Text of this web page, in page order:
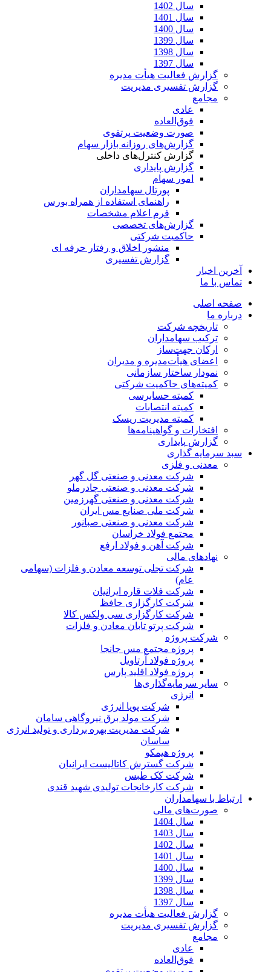
سال 1402
سال 1401
سال 1400
سال 1399
سال 1398
سال 1397
گزارش فعالیت هیأت مدیره
گزارش تفسیری مدیریت
مجامع
عادی
فوق‌العاده
صورت وضعیت پرتفوی
گزارش‌های روزانه بازار سهام
گزارش کنترل‌های داخلی
گزارش پایداری
امور سهام
پورتال سهامداران
راهنمای استفاده از همراه بورس
فرم اعلام مشخصات
گزارش‌های تخصصی
حاکمیت شرکتی
منشور اخلاق و رفتار حرفه­ ای
گزارش تفسیری
آخرین اخبار
تماس با ما
صفحه اصلی
درباره ما
تاریخچه شرکت
ترکیب سهامداران
ارکان جهت‌ساز
اعضای هیأت‌مدیره و مدیران
نمودار ساختار سازمانی
کمیته‌های حاکمیت شرکتی
کمیته حسابرسی
کمیته انتصابات
کمیته مدیریت ریسک
افتخارات و گواهینامه‌ها
گزارش پایداری
سبد سرمایه گذاری
معدنی و فلزی
شرکت معدنی و صنعتی گل گهر
شرکت معدنی و صنعتی چادرملو
شرکت معدنی و صنعتی گهرزمین
شرکت ملی صنایع مس ایران
شرکت معدنی و صنعتی صبانور
مجتمع فولاد خراسان
شرکت آهن و فولاد ارفع
نهادهای مالی
شرکت تجلی توسعه معادن و فلزات (سهامی
عام)
شرکت فلات قاره ایرانیان
شرکت کارگزاری حافظ
شرکت کارگزاری سی ولکس کالا
شرکت پرتو تابان معادن و فلزات
شرکت پروژه
پروژه مجتمع مس جانجا
پروژه فولاد آرتاویل
پروژه فولاد اقلید پارس
سایر سرمایه‌گذاری‌ها
انرژی
شرکت پویا انرژی
شرکت مولد برق نیروگاهی سامان
شرکت مدیریت بهره برداری و تولید انرژی
ساسان
پروژه هیمکو
شرکت گسترش کاتالیست ایرانیان
شرکت کک طبس
شرکت کارخانجات تولیدی شهید قندی
ارتباط با سهامداران
صورت‌های مالی
سال 1404
سال 1403
سال 1402
سال 1401
سال 1400
سال 1399
سال 1398
سال 1397
گزارش فعالیت هیأت مدیره
گزارش تفسیری مدیریت
مجامع
عادی
فوق‌العاده